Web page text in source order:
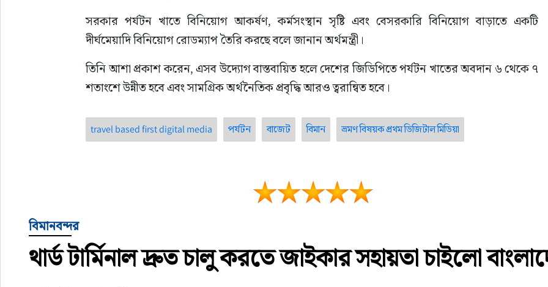
সরকার পর্যটন খাতে বিনিয়োগ আকর্ষণ, কর্মসংস্থান সৃষ্টি এবং বেসরকারি বিনিয়োগ বাড়াতে একটি
দীর্ঘমেয়াদি বিনিয়োগ রোডম্যাপ তৈরি করছে বলে জানান অর্থমন্ত্রী।
তিনি আশা প্রকাশ করেন, এসব উদ্যোগ বাস্তবায়িত হলে দেশের জিডিপিতে পর্যটন খাতের অবদান ৬ থেকে ৭
শতাংশে উন্নীত হবে এবং সামগ্রিক অর্থনৈতিক প্রবৃদ্ধি আরও ত্বরান্বিত হবে।
travel based first digital media পর্যটন বাজেট বিমান ভ্রমণ বিষয়ক প্রথম ডিজিটাল মিডিয়া
বিমানবন্দর
থার্ড টার্মিনাল দ্রুত চালু করতে জাইকার সহায়তা চাইলো